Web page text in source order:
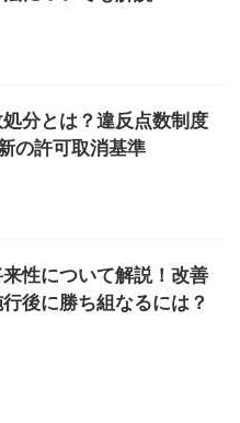
分とは？違反点数制度
の許可取消基準
性について解説！改善
後に勝ち組なるには？